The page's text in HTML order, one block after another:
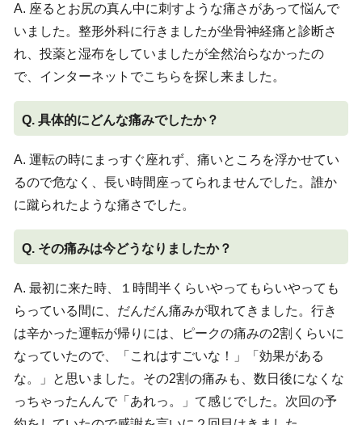
A. 座るとお尻の真ん中に刺すような痛さがあって悩んで
いました。整形外科に行きましたが坐骨神経痛と診断さ
れ、投薬と湿布をしていましたが全然治らなかったの
で、インターネットでこちらを探し来ました。
Q. 具体的にどんな痛みでしたか？
A. 運転の時にまっすぐ座れず、痛いところを浮かせてい
るので危なく、長い時間座ってられませんでした。誰か
に蹴られたような痛さでした。
Q. その痛みは今どうなりましたか？
A. 最初に来た時、１時間半くらいやってもらいやっても
らっている間に、だんだん痛みが取れてきました。行き
は辛かった運転が帰りには、ピークの痛みの2割くらいに
なっていたので、「これはすごいな！」「効果がある
な。」と思いました。その2割の痛みも、数日後になくな
っちゃったんんで「あれっ。」て感じでした。次回の予